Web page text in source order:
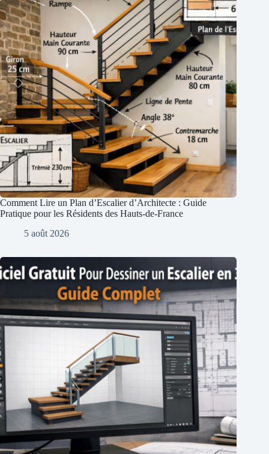
Comment Lire un Plan d’Escalier d’Architecte : Guide
Pratique pour les Résidents des Hauts-de-France
5 août 2026